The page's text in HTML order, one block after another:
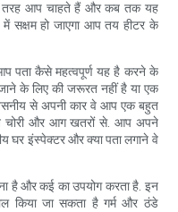
तरह आप चाहते हैं और कब तक यह
सक्षम हो जाएगा आप तय हीटर के
पता कैसे महत्वपूर्ण यह है करने के
के लिए की जरूरत नहीं है या एक
से अपनी कार वे आप एक बहुत
चोरी और आग खतरों से. आप अपने
घर इंस्पेक्टर और क्या पता लगाने वे
है और कई का उपयोग करता है. इन
किया जा सकता है गर्म और ठंडे